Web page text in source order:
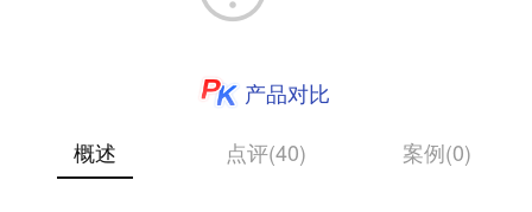
产品对比
概述
点评(40) 案例(0)